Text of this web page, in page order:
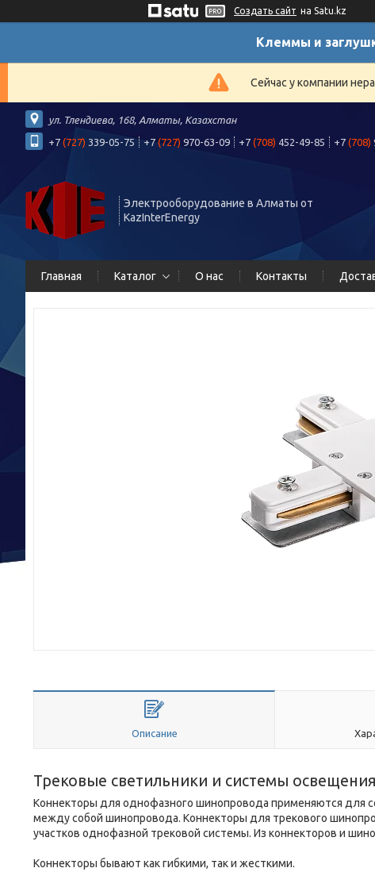
Создать сайт на Satu.kz
Клеммы и
Сейчас у компании
ул. Тлендиева, 168, Алматы, Казахстан
+7 (727) 339-05-75 +7 (727) 970-63-09 +7 (708) 452-49-85 +7 (708)
Электрооборудование в Алматы от
KazInterEnergy
Главная Каталог О нас Контакты
Описание
Трековые светильники и системы освещения
Коннекторы для однофазного шинопровода применяются для
между собой шинопровода. Коннекторы для трекового
участков однофазной трековой системы. Из коннекторов и
Коннекторы бывают как гибкими, так и жесткими.